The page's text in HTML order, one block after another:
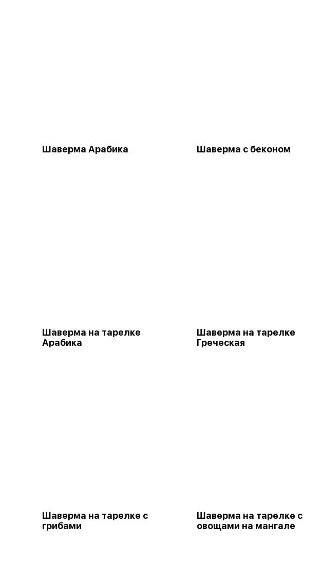
Шаверма Арабика Шаверма с беконом
Шаверма на тарелке
Арабика
Шаверма на тарелке
Греческая
Шаверма на тарелке с
грибами
Шаверма на тарелке с
овощами на мангале